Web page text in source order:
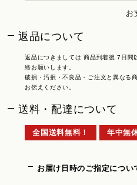
お
返品について
返品につきましては 商品到着後 7日間
絡お願いします。
破損・汚損・不良品・ご注文と異なる
お伝えください。
送料・配達について
全国送料無料！ 年中無
お届け日時のご指定につい